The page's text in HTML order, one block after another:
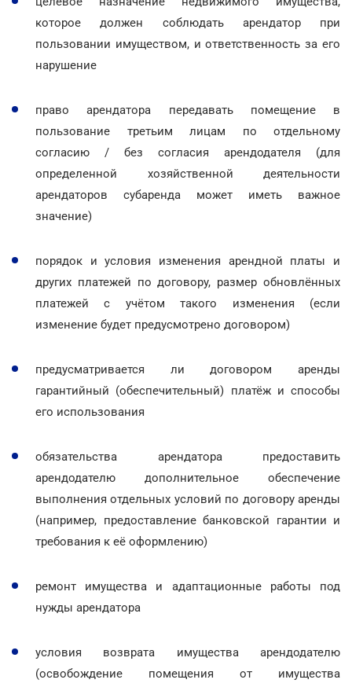
которое должен соблюдать арендатор при
пользовании имуществом, и ответственность за его
нарушение
право арендатора передавать помещение в
пользование третьим лицам по отдельному
согласию / без согласия арендодателя (для
определенной хозяйственной деятельности
арендаторов субаренда может иметь важное
значение)
порядок и условия изменения арендной платы и
других платежей по договору, размер обновлённых
платежей с учётом такого изменения (если
изменение будет предусмотрено договором)
предусматривается ли договором аренды
гарантийный (обеспечительный) платёж и способы
его использования
обязательства арендатора предоставить
арендодателю дополнительное обеспечение
выполнения отдельных условий по договору аренды
(например, предоставление банковской гарантии и
требования к её оформлению)
ремонт имущества и адаптационные работы под
нужды арендатора
условия возврата имущества арендодателю
(освобождение помещения от имущества